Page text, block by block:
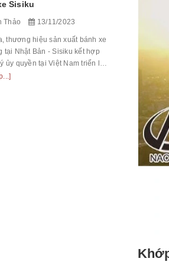
Sisiku
Thảo 13/11/2023
thương hiệu sản xuất bánh xe
tại Nhật Bản - Sisiku kết hợp
ủy quyền tại Việt Nam triển lãm
bánh xe và các sản phẩm xe
tại Việt
công